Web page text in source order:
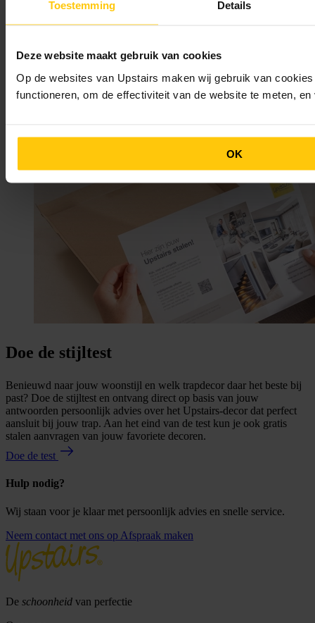
Toestemming Details
Deze website maakt gebruik van cookies
Op de websites van Upstairs maken wij gebruik van
functioneren, om de effectiviteit van de website te meten,
OK
Doe de stijltest
Benieuwd naar jouw woonstijl en welk trapdecor daar het beste bij
past? Doe de stijltest en ontvang direct op basis van jouw
antwoorden persoonlijk advies over het Upstairs-decor dat perfect
aansluit bij jouw trap. Aan het eind van de test kun je ook gratis
stalen aanvragen van jouw favoriete decoren.
Doe de test
Hulp nodig?
Wij staan voor je klaar met persoonlijk advies en snelle service.
Neem contact met ons op Afspraak maken
De schoonheid van perfectie